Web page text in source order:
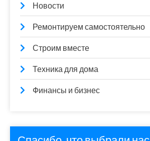
Новости
Ремонтируем самостоятельно
Строим вместе
Техника для дома
Финансы и бизнес